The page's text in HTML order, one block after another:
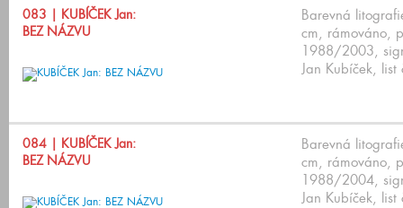
083 | KUBÍČEK Jan:
BEZ NÁZVU
Barevná
cm, rámováno,
1988/2003,
Jan Kubíček,
084 | KUBÍČEK Jan:
BEZ NÁZVU
Barevná
cm, rámováno,
1988/2004,
Jan Kubíček,